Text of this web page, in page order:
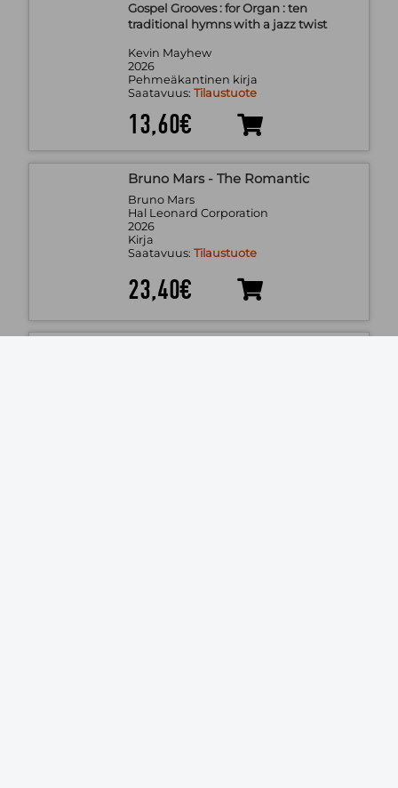
Gospel Grooves : for Organ : ten
traditional hymns with a jazz twist
Kevin Mayhew
2026
Pehmeäkantinen kirja
Saatavuus: Tilaustuote
13,60€
Bruno Mars - The Romantic
Bruno Mars
Hal Leonard Corporation
2026
Kirja
Saatavuus: Tilaustuote
23,40€